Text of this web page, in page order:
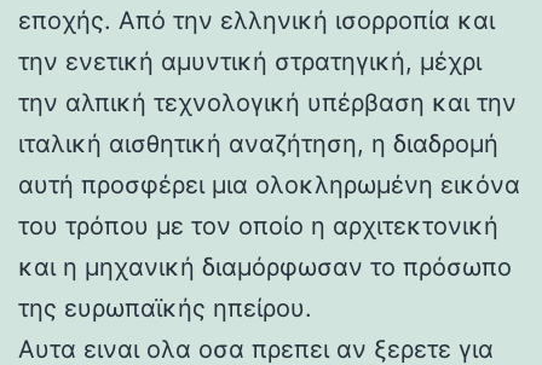
εποχής. Από την ελληνική ισορροπία και
την ενετική αμυντική στρατηγική, μέχρι
την αλπική τεχνολογική υπέρβαση και την
ιταλική αισθητική αναζήτηση, η διαδρομή
αυτή προσφέρει μια ολοκληρωμένη εικόνα
του τρόπου με τον οποίο η αρχιτεκτονική
και η μηχανική διαμόρφωσαν το πρόσωπο
της ευρωπαϊκής ηπείρου.
Αυτα ειναι ολα οσα πρεπει αν ξερετε για